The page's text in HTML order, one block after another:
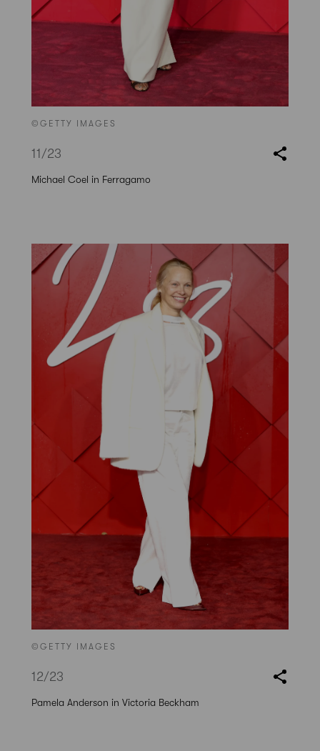
©GETTY IMAGES
11 /23
Michael Coel in Ferragamo
©GETTY IMAGES
12/23
Pamela Anderson in Victoria Beckham